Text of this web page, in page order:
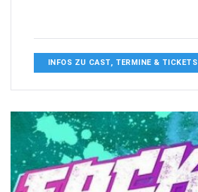
INFOS ZU CAST, TERMINE & TICKETS